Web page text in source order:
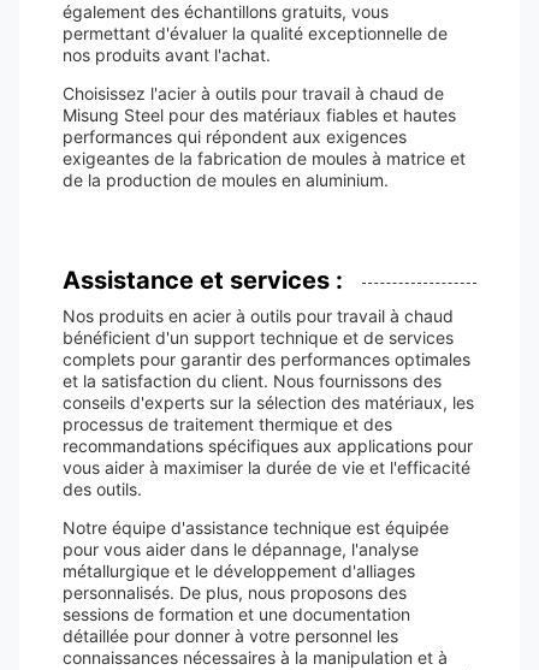
également des échantillons gratuits, vous
permettant d'évaluer la qualité exceptionnelle de
nos produits avant l'achat.
Choisissez l'acier à outils pour travail à chaud de
Misung Steel pour des matériaux fiables et hautes
performances qui répondent aux exigences
exigeantes de la fabrication de moules à matrice et
de la production de moules en aluminium.
Assistance et services :
Nos produits en acier à outils pour travail à chaud
bénéficient d'un support technique et de services
complets pour garantir des performances optimales
et la satisfaction du client. Nous fournissons des
conseils d'experts sur la sélection des matériaux, les
processus de traitement thermique et des
recommandations spécifiques aux applications pour
vous aider à maximiser la durée de vie et l'efficacité
des outils.
Notre équipe d'assistance technique est équipée
pour vous aider dans le dépannage, l'analyse
métallurgique et le développement d'alliages
personnalisés. De plus, nous proposons des
sessions de formation et une documentation
détaillée pour donner à votre personnel les
connaissances nécessaires à la manipulation et à